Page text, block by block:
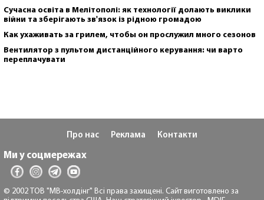
Сучасна освіта в Мелітополі: як технології долають виклики
війни та зберігають зв'язок із рідною громадою
Как ухаживать за грилем, чтобы он прослужил много сезонов
Вентилятор з пультом дистанційного керування: чи варто
переплачувати
Про нас Реклама Контакти
Ми у соцмережах
© 2002 ТОВ "МВ-холдінг" Всі права захищені. Сайт виготовлено за